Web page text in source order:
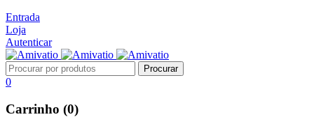
Entrada
Loja
Autenticar
0
Carrinho (0)